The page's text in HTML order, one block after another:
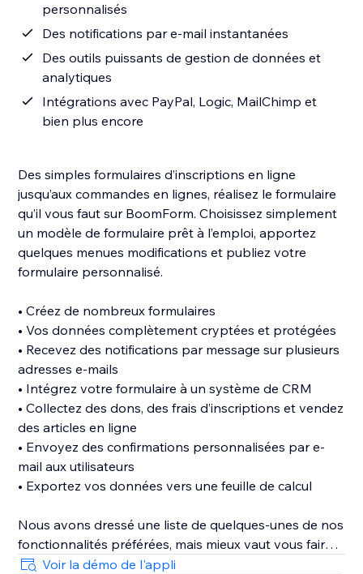
personnalisés
Des notifications par e-mail instantanées
Des outils puissants de gestion de données et
analytiques
Intégrations avec PayPal, Logic, MailChimp et
bien plus encore
Des simples formulaires d’inscriptions en ligne
jusqu’aux commandes en lignes, réalisez le formulaire
qu’il vous faut sur BoomForm. Choisissez simplement
un modèle de formulaire prêt à l’emploi, apportez
quelques menues modifications et publiez votre
formulaire personnalisé.
• Créez de nombreux formulaires
• Vos données complètement cryptées et protégées
• Recevez des notifications par message sur plusieurs
adresses e-mails
• Intégrez votre formulaire à un système de CRM
• Collectez des dons, des frais d’inscriptions et vendez
des articles en ligne
• Envoyez des confirmations personnalisées par e-
mail aux utilisateurs
• Exportez vos données vers une feuille de calcul
Nous avons dressé une liste de quelques-unes de nos
fonctionnalités préférées, mais mieux vaut vous faire
votre propre opinion de BoomForm. Pas besoin de
Voir la démo de l'appli